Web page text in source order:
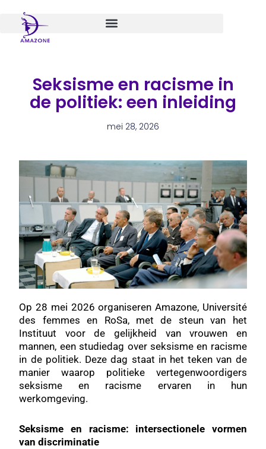
inhoud
Seksisme en racisme in
de politiek: een inleiding
mei 28, 2026
Op 28 mei 2026 organiseren Amazone, Université
des femmes en RoSa, met de steun van het
Instituut voor de gelijkheid van vrouwen en
mannen, een studiedag over seksisme en racisme
in de politiek. Deze dag staat in het teken van de
manier waarop politieke vertegenwoordigers
seksisme en racisme ervaren in hun
werkomgeving.
Seksisme en racisme: intersectionele vormen
van discriminatie